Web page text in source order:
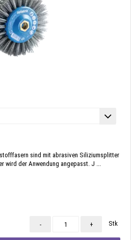
sind mit abrasiven Siliziumsplitter
wird der Anwendung angepasst. J ...
- + Stk